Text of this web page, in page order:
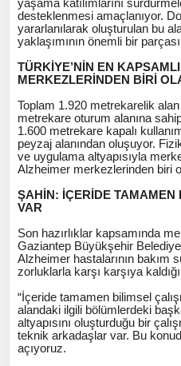
yaşama katılımlarını
desteklenmesi amaçlanıyor.
yararlanılarak oluşturulan bu
yaklaşımının önemli bir
TÜRKİYE’NİN EN
MERKEZLERİNDEN BİRİ
Toplam 1.920 metrekarelik
metrekare oturum alanına
1.600 metrekare kapalı
peyzaj alanından oluşuyor.
ve uygulama altyapısıyla
Alzheimer merkezlerinden biri
ŞAHİN: İÇERİDE
VAR
Son hazırlıklar kapsamında
Gaziantep Büyükşehir
Alzheimer hastalarının bakım
zorluklarla karşı karşıya
“İçeride tamamen bilimsel
alandaki ilgili bölümlerdeki
altyapısını oluşturduğu bir
teknik arkadaşlar var. Bu
açıyoruz.